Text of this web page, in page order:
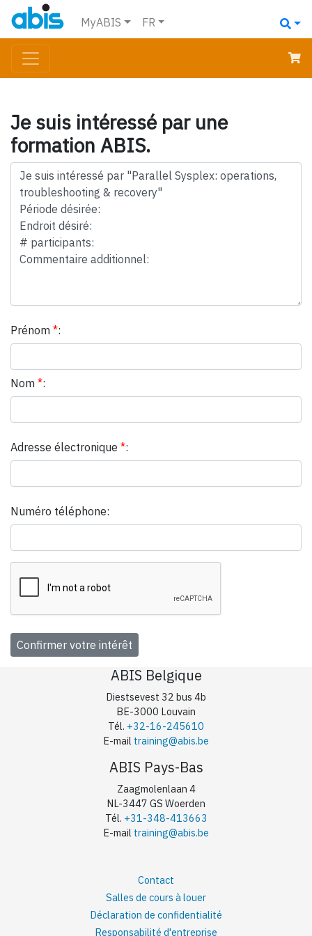
MyABIS FR
Je suis intéressé par une
formation ABIS.
Prénom *:
Nom *:
Adresse électronique *:
Numéro téléphone:
ABIS Belgique
Diestsevest 32 bus 4b
BE-3000 Louvain
Tél. +32-16-245610
E-mail training@abis.be
ABIS Pays-Bas
Zaagmolenlaan 4
NL-3447 GS Woerden
Tél. +31-348-413663
E-mail training@abis.be
Contact
Salles de cours à louer
Déclaration de confidentialité
Responsabilité d'entreprise